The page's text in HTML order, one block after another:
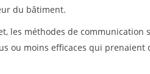
du bâtiment.
les méthodes de communication
ou moins efficaces qui